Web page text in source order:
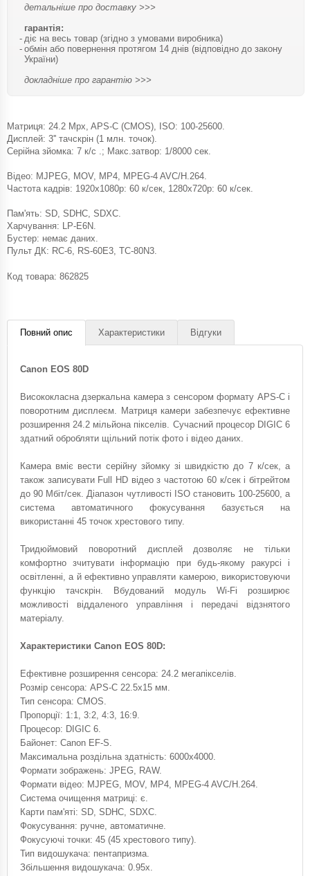
детальніше про доставку >>>
гарантія:
діє на весь товар (згідно з умовами виробника)
обмін або повернення протягом 14 днів (відповідно до закону
України)
докладніше про гарантію >>>
Матриця: 24.2 Mpx, APS-C (CMOS), ISO: 100-25600.
Дисплей: 3'' тачскрін (1 млн. точок).
Серійна зйомка: 7 к/с .; Макс.затвор: 1/8000 сек.
Відео: MJPEG, MOV, MP4, MPEG-4 AVC/H.264.
Частота кадрів: 1920x1080p: 60 к/сек, 1280x720p: 60 к/сек.
Пам'ять: SD, SDHC, SDXC.
Харчування: LP-E6N.
Бустер: немає даних.
Пульт ДК: RC-6, RS-60E3, TC-80N3.
Код товара: 862825
Повний опис Характеристики Відгуки
Canon EOS 80D
Висококласна дзеркальна камера з сенсором формату APS-C і
поворотним дисплеєм. Матриця камери забезпечує ефективне
розширення 24.2 мільйона пікселів. Сучасний процесор DIGIC 6
здатний обробляти щільний потік фото і відео даних.
Камера вміє вести серійну зйомку зі швидкістю до 7 к/сек, а
також записувати Full HD відео з частотою 60 к/сек і бітрейтом
до 90 Мбіт/сек. Діапазон чутливості ISO становить 100-25600, а
система автоматичного фокусування базується на
використанні 45 точок хрестового типу.
Тридюймовий поворотний дисплей дозволяє не тільки
комфортно зчитувати інформацію при будь-якому ракурсі і
освітленні, а й ефективно управляти камерою, використовуючи
функцію тачскрін. Вбудований модуль Wi-Fi розширює
можливості віддаленого управління і передачі відзнятого
матеріалу.
Характеристики Canon EOS 80D:
Ефективне розширення сенсора: 24.2 мегапікселів.
Розмір сенсора: APS-C 22.5x15 мм.
Тип сенсора: CMOS.
Пропорції: 1:1, 3:2, 4:3, 16:9.
Процесор: DIGIC 6.
Байонет: Canon EF-S.
Максимальна роздільна здатність: 6000x4000.
Формати зображень: JPEG, RAW.
Формати відео: MJPEG, MOV, MP4, MPEG-4 AVC/H.264.
Система очищення матриці: є.
Карти пам'яті: SD, SDHC, SDXC.
Фокусування: ручне, автоматичне.
Фокусуючі точки: 45 (45 хрестового типу).
Тип видошукача: пентапризма.
Збільшення видошукача: 0.95x.